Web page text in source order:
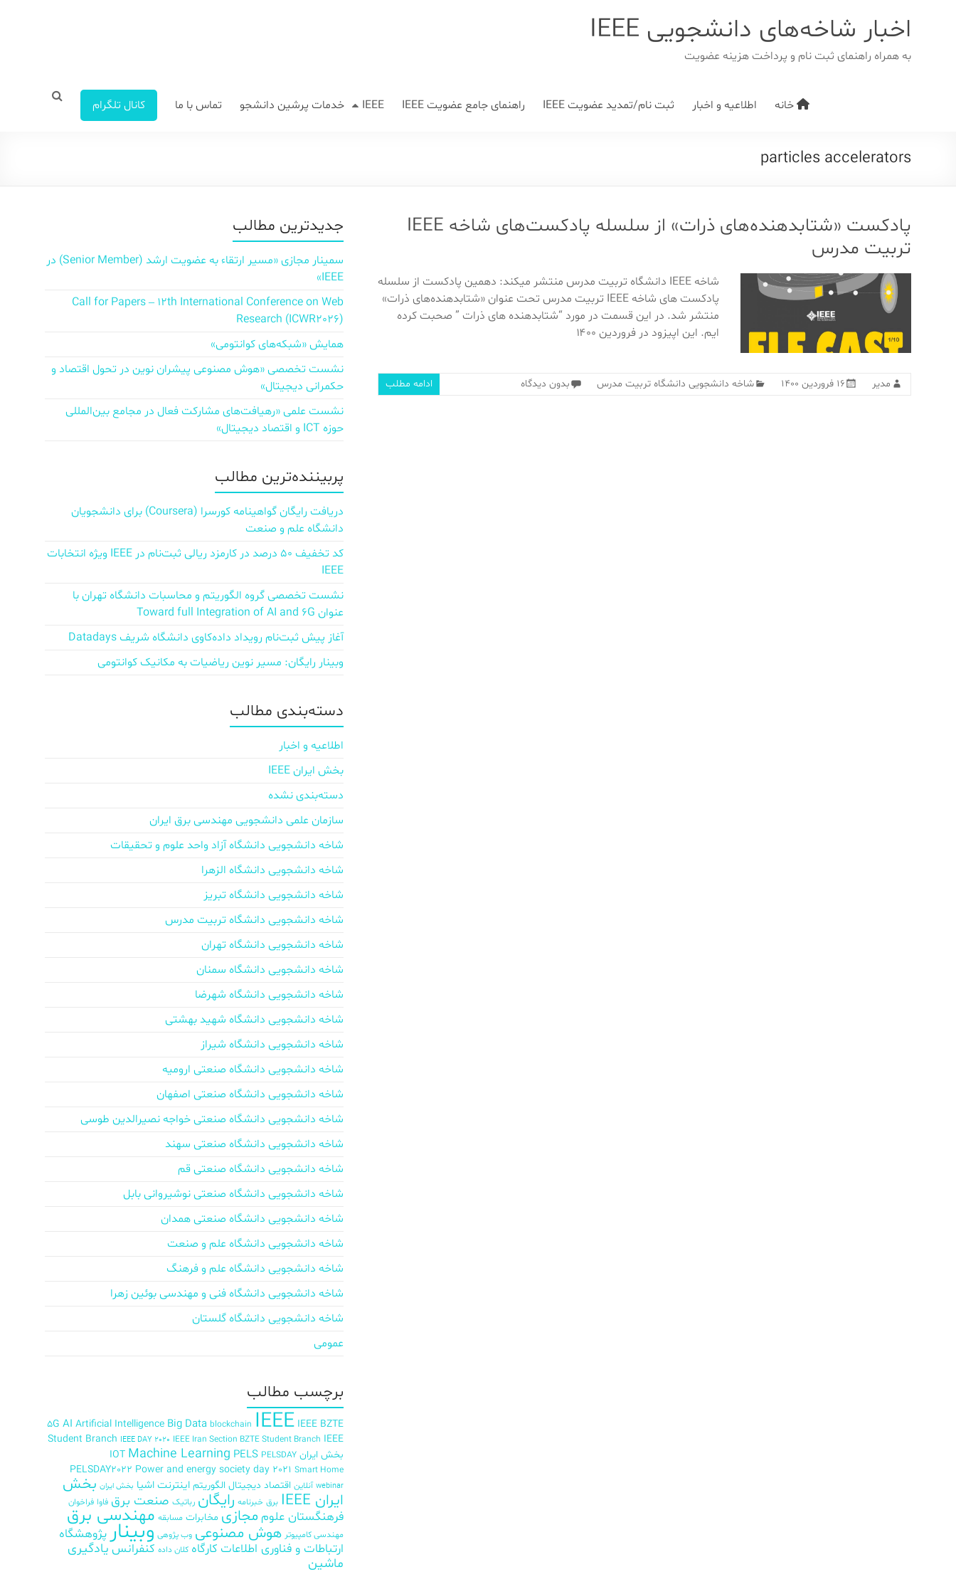
اخبار شاخه‌های دانشجویی IEEE
به همراه راهنمای ثبت نام و پرداخت هزینه عضویت
خانه اطلاعیه و اخبار ثبت نام/تمدید عضویت IEEE راهنمای جامع عضویت IEEE IEEE خدمات پرشین دانشجو تماس با ما کانال تلگرام
particles accelerators
پادکست «شتابدهنده‌های ذرات» از سلسله پادکست‌های شاخه IEEE
تربیت مدرس
شاخه IEEE دانشگاه تربیت مدرس منتشر میکند: دهمین پادکست از سلسله
پادکست های شاخه IEEE تربیت مدرس تحت عنوان «شتابدهنده‌های ذرات»
منتشر شد. در این قسمت در مورد “شتابدهنده های ذرات ” صحبت کرده
ایم. این اپیزود در فروردین ۱۴۰۰
مدیر ۱۶ فروردین ۱۴۰۰ شاخه دانشجویی دانشگاه تربیت مدرس بدون دیدگاه ادامه مطلب
جدیدترین مطالب
سمینار مجازی «مسیر ارتقاء به عضویت ارشد (Senior Member) در
IEEE»
Call for Papers – 12th International Conference on Web
Research (ICWR2026)
همایش «شبکه‌های کوانتومی»
نشست تخصصی «هوش مصنوعی پیشران نوین در تحول اقتصاد و
حکمرانی دیجیتال»
نشست علمی «رهیافت‌های مشارکت فعال در مجامع بین‌المللی
حوزه ICT و اقتصاد دیجیتال»
پربیننده‌ترین مطالب
دریافت رایگان گواهینامه کورسرا (Coursera) برای دانشجویان
دانشگاه علم و صنعت
کد تخفیف ۵۰ درصد در کارمزد ریالی ثبت‌نام در IEEE ویژه انتخابات
IEEE
نشست تخصصی گروه الگوریتم و محاسبات دانشگاه تهران با
عنوان Toward full Integration of AI and 6G
آغاز پیش‌ ثبت‌نام رویداد داده‌کاوی دانشگاه شریف Datadays
وبینار رایگان: مسیر نوین ریاضیات به مکانیک کوانتومی
دسته‌بندی مطالب
اطلاعیه و اخبار
بخش ایران IEEE
دسته‌بندی نشده
سازمان علمی دانشجویی مهندسی برق ایران
شاخه دانشجویی دانشگاه آزاد واحد علوم و تحقیقات
شاخه دانشجویی دانشگاه الزهرا
شاخه دانشجویی دانشگاه تبریز
شاخه دانشجویی دانشگاه تربیت مدرس
شاخه دانشجویی دانشگاه تهران
شاخه دانشجویی دانشگاه سمنان
شاخه دانشجویی دانشگاه شهرضا
شاخه دانشجویی دانشگاه شهید بهشتی
شاخه دانشجویی دانشگاه شیراز
شاخه دانشجویی دانشگاه صنعتی ارومیه
شاخه دانشجویی دانشگاه صنعتی اصفهان
شاخه دانشجویی دانشگاه صنعتی خواجه نصیرالدین طوسی
شاخه دانشجویی دانشگاه صنعتی سهند
شاخه دانشجویی دانشگاه صنعتی قم
شاخه دانشجویی دانشگاه صنعتی نوشیروانی بابل
شاخه دانشجویی دانشگاه صنعتی همدان
شاخه دانشجویی دانشگاه علم و صنعت
شاخه دانشجویی دانشگاه علم و فرهنگ
شاخه دانشجویی دانشگاه فنی و مهندسی بوئین زهرا
شاخه دانشجویی دانشگاه گلستان
عمومی
برچسب‌ مطالب
5G AI Artificial Intelligence Big Data blockchain IEEE IEEE BZTE
Student Branch IEEE DAY 2020 IEEE Iran Section BZTE Student Branch IEEE
بخش ایران
IOT Machine Learning PELS PELSDAY
PELSDAY2022 Power and energy society day 2021 Smart Home
webinar آنلاین اقتصاد دیجیتال الگوریتم اینترنت اشیا بخش ایران بخش
ایران IEEE
برق خبرنامه رایگان رباتیک صنعت برق فاوا فراخوان
فرهنگستان علوم مجازی مخابرات مسابقه مهندسی برق
مهندسی کامپیوتر هوش مصنوعی وب پژوهی وبینارپژوهشگاه
ارتباطات و فناوری اطلاعات کارگاه کلان داده کنفرانس یادگیری
ماشین